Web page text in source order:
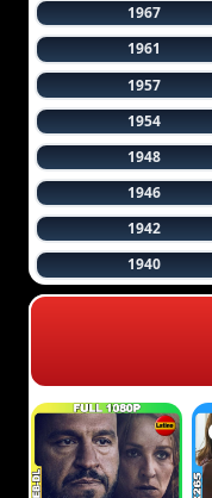
1967
1961
1957
1954
1948
1946
1942
1940